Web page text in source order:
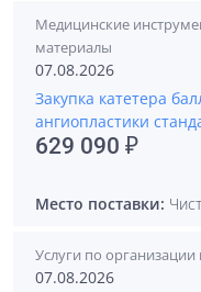
Медицинские
материалы
07.08.2026
Закупка катетера
ангиопластики
629 090 ₽
Место поставки:
Услуги по организации
07.08.2026